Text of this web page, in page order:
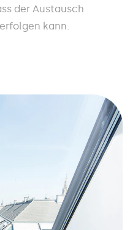
der Austausch
kann.